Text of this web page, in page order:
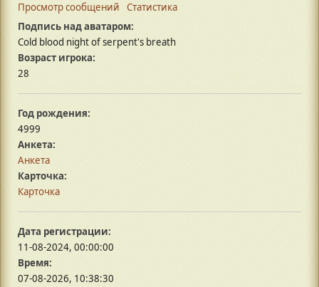
Просмотр сообщений
Статистика
Подпись над аватаром:
Cold blood night of serpent's breath
Возраст игрока:
28
Год рождения:
4999
Анкета:
Анкета
Карточка:
Карточка
Дата регистрации:
11-08-2024, 00:00:00
Время:
07-08-2026, 10:38:30